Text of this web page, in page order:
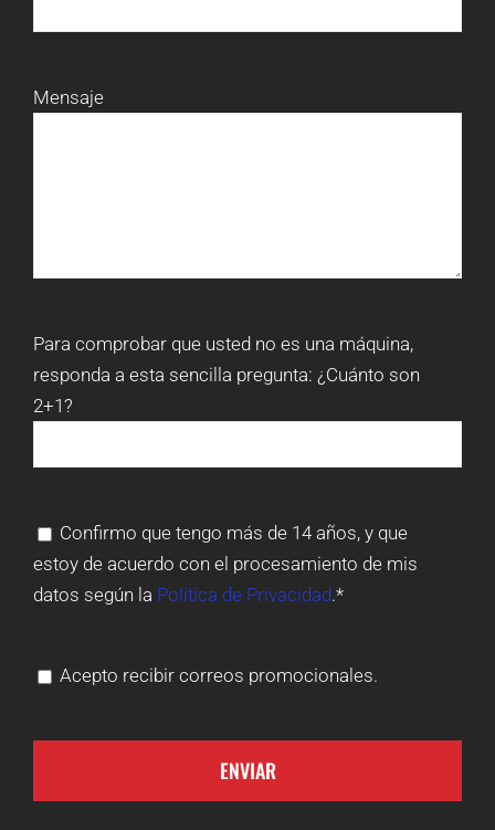
Mensaje
Para comprobar que usted no es una máquina,
responda a esta sencilla pregunta: ¿Cuánto son
2+1?
Confirmo que tengo más de 14 años, y que
estoy de acuerdo con el procesamiento de mis
datos según la Política de Privacidad.*
Acepto recibir correos promocionales.